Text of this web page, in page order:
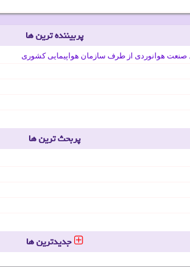
پربیننده ترین ها
هوانوردی از طرف سازمان هواپیمایی کشوری
پربحث ترین ها
جدیدترین ها